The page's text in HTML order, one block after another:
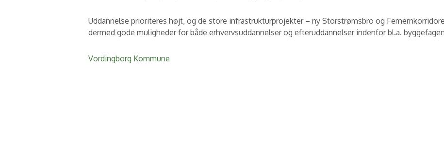
Uddannelse prioriteres højt, og de store infrastrukturprojekter – ny Storstrømsbro og
dermed gode muligheder for både erhvervsuddannelser og efteruddannelser indenfor bl.a.
Vordingborg Kommune